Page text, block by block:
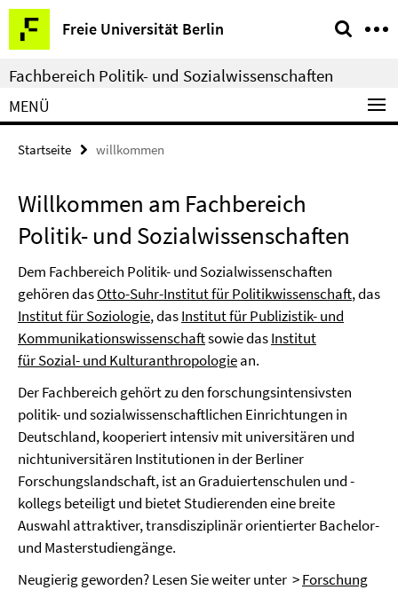
Springe
direkt
zu
Inhalt
Freie Universität Berlin
Service-
Navigation
Fachbereich Politik- und Sozialwissenschaften
MENÜ
Startseite willkommen
Willkommen am Fachbereich
Politik- und Sozialwissenschaften
Dem Fachbereich Politik- und Sozialwissenschaften
gehören dasOtto-Suhr-Institut für Politikwissenschaft, das
Institut für Soziologie, dasInstitut für Publizistik- und
Kommunikationswissenschaftsowie dasInstitut
für Sozial- und Kulturanthropologiean.
Der Fachbereich gehört zu den forschungsintensivsten
politik- und sozialwissenschaftlichen Einrichtungen in
Deutschland, kooperiert intensiv mit universitären und
nichtuniversitären Institutionen in der Berliner
Forschungslandschaft, ist an Graduiertenschulen und -
kollegs beteiligt und bietet Studierenden eine breite
Auswahl attraktiver, transdisziplinär orientierter Bachelor-
und Masterstudiengänge.
Neugierig geworden? Lesen Sie weiter unter >Forschung